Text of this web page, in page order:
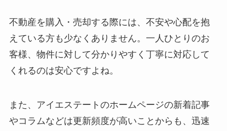
不動産を購入・売却する際には、不安や心配を抱
えている方も少なくありません。一人ひとりのお
客様、物件に対して分かりやすく丁寧に対応して
くれるのは安心ですよね。
また、アイエステートのホームページの新着記事
やコラムなどは更新頻度が高いことからも、迅速